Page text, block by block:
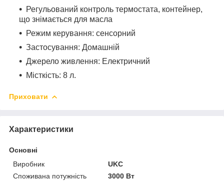
Регульований контроль термостата, контейнер,
що знімається для масла
Режим керування: сенсорний
Застосування: Домашній
Джерело живлення: Електричний
Місткість: 8 л.
Приховати
Характеристики
Основні
Виробник
UKC
Споживана потужність
3000 Вт